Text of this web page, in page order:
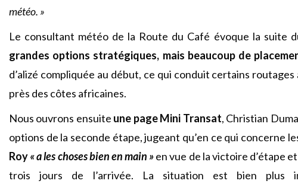
météo. »
Le consultant météo de la Route du Café évoque la suite
grandes options stratégiques, mais beaucoup de
d’alizé compliquée au début, ce qui conduit certains
près des côtes africaines.
Nous ouvrons ensuite une page Mini Transat, Christian
options de la seconde étape, jugeant qu’en ce qui concerne
Roy« a les choses bien en main »en vue de la victoire d’étape
trois jours de l’arrivée. La situation est bien plus